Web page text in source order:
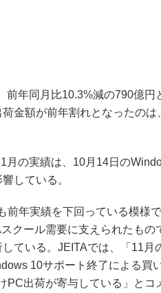
年同月比10.3%減の790億円
金額が前年割れとなったのは
の実績は、10月14日の
している。
年実績を下回っている模様
クール需要に支えられたもの
ている。JEITAでは、「11月
10サポート終了による買
出荷が寄与している」とコ